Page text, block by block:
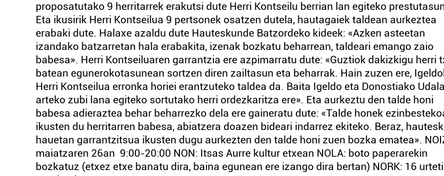
proposatutako 9 herritarrek erakutsi dute Herri Kontseilu berrian lan egiteko
Eta ikusirik Herri Kontseilua 9 pertsonek osatzen dutela, hautagaiek taldean aurkeztea
erabaki dute. Halaxe azaldu dute Hauteskunde Batzordeko kideek: «Azken asteetan
izandako batzarretan hala erabakita, izenak bozkatu beharrean, taldeari emango zaio
babesa». Herri Kontseiluaren garrantzia ere azpimarratu dute: «Guztiok dakizkigu herri
batean egunerokotasunean sortzen diren zailtasun eta beharrak. Hain zuzen ere,
Herri Kontseilua erronka horiei erantzuteko taldea da. Baita Igeldo eta Donostiako
arteko zubi lana egiteko sortutako herri ordezkaritza ere». Eta aurkeztu den talde honi
babesa adieraztea behar beharrezko dela ere gaineratu dute: «Talde honek
ikusten du herritarren babesa, abiatzera doazen bideari indarrez ekiteko. Beraz,
hauetan garrantzitsua ikusten dugu aurkezten den talde honi zuen bozka ematea».
maiatzaren 26an 9:00-20:00 NON: Itsas Aurre kultur etxean NOLA: boto paperarekin
bozkatuz (etxez etxe banatu dira, baina egunean ere izango dira bertan) NORK: 16